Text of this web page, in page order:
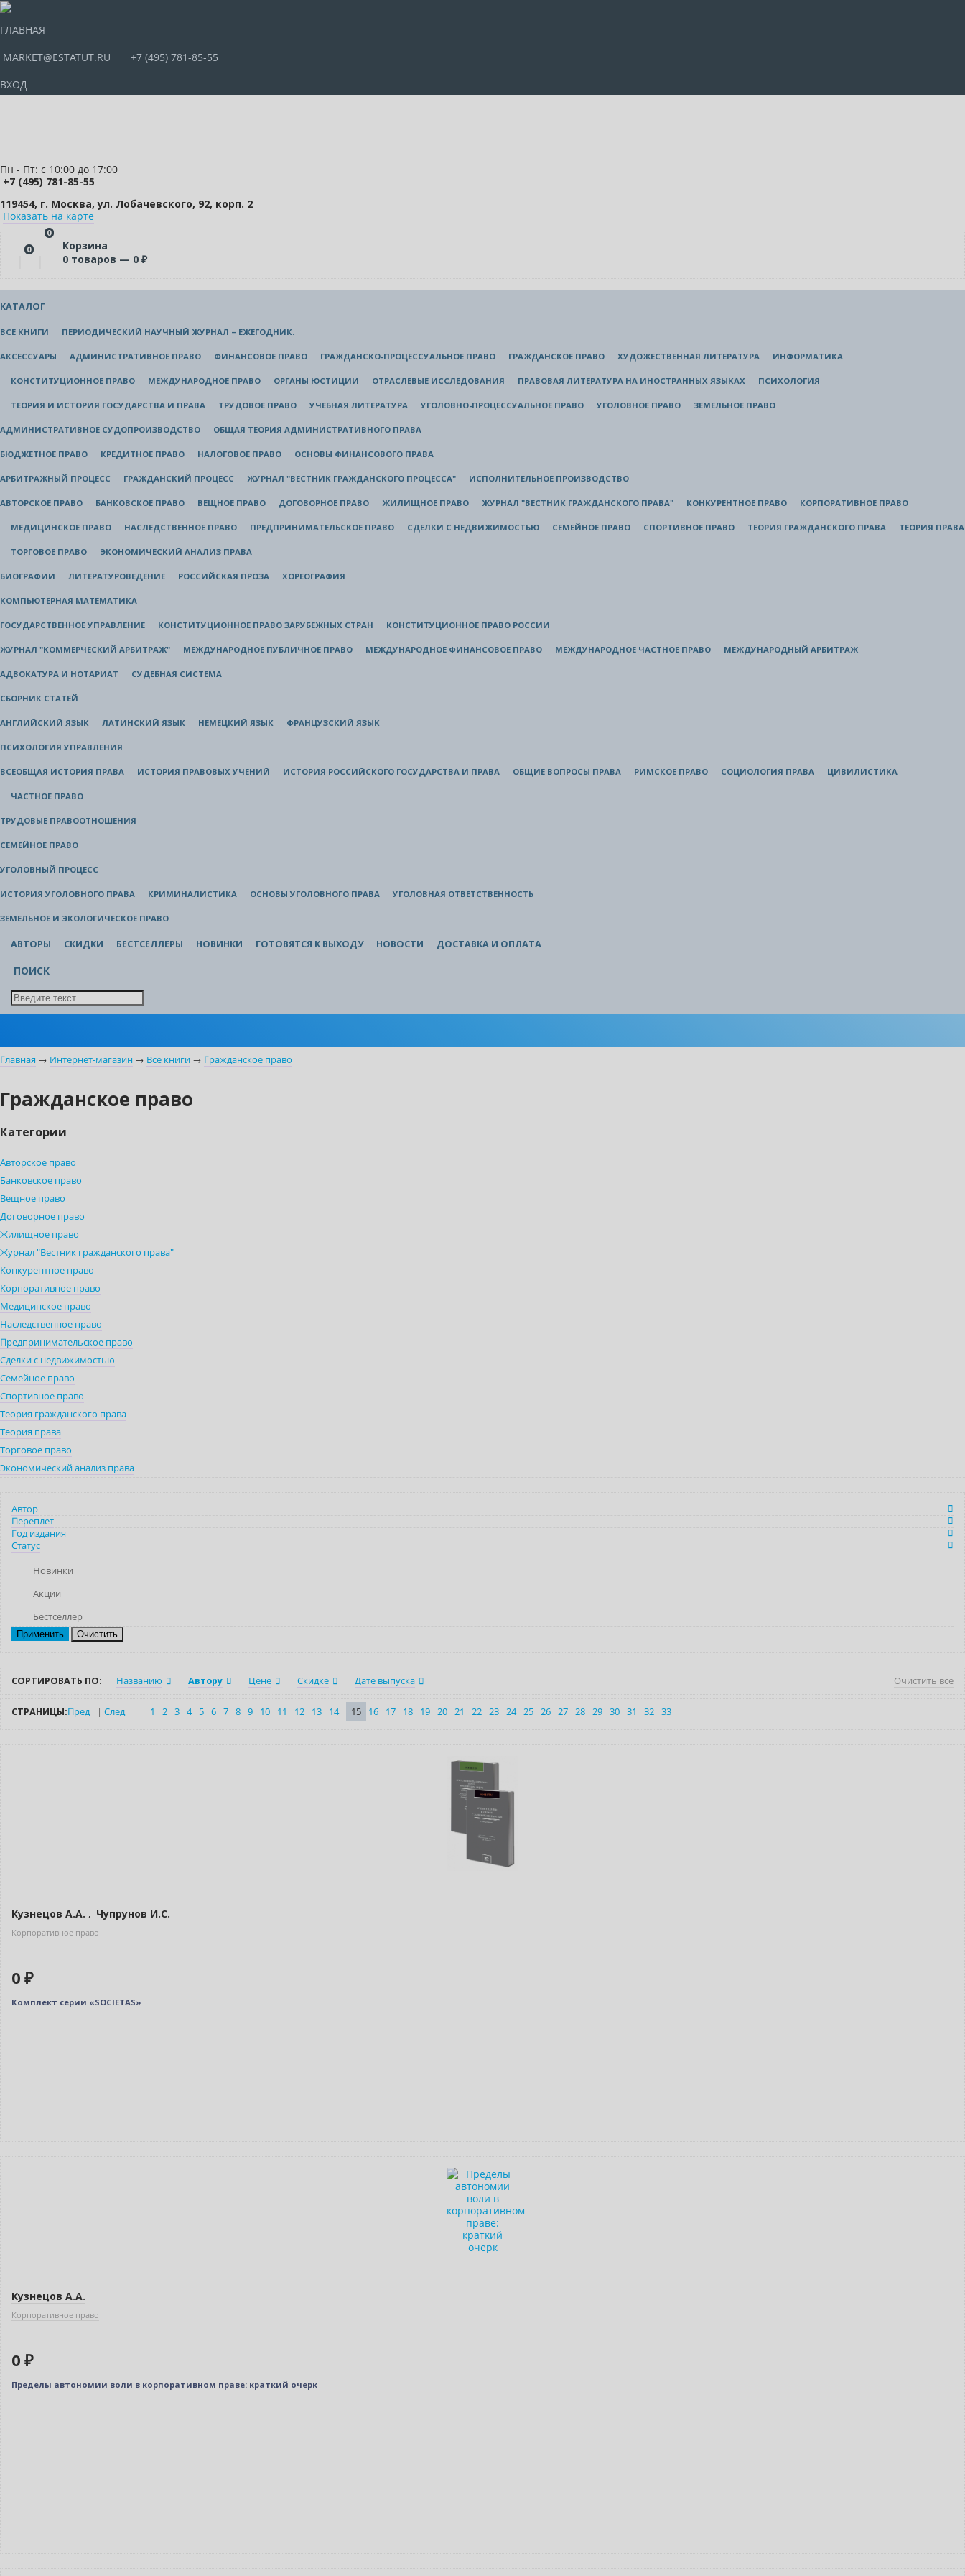
ГЛАВНАЯ
MARKET@ESTATUT.RU
+7 (495) 781-85-55
ВХОД
Пн - Пт: с 10:00 до 17:00
+7 (495) 781-85-55
119454, г. Москва, ул. Лобачевского, 92, корп. 2
Показать на карте
0
0
Корзина
0 товаров — 0 ₽
КАТАЛОГ
ВСЕ КНИГИ ПЕРИОДИЧЕСКИЙ НАУЧНЫЙ ЖУРНАЛ – ЕЖЕГОДНИК.
АКСЕССУАРЫ АДМИНИСТРАТИВНОЕ ПРАВО ФИНАНСОВОЕ ПРАВО ГРАЖДАНСКО-ПРОЦЕССУАЛЬНОЕ ПРАВО ГРАЖДАНСКОЕ ПРАВО ХУДОЖЕСТВЕННАЯ ЛИТЕРАТУРА ИНФОРМАТИКА
КОНСТИТУЦИОННОЕ ПРАВО МЕЖДУНАРОДНОЕ ПРАВО ОРГАНЫ ЮСТИЦИИ ОТРАСЛЕВЫЕ ИССЛЕДОВАНИЯ ПРАВОВАЯ ЛИТЕРАТУРА НА ИНОСТРАННЫХ ЯЗЫКАХ ПСИХОЛОГИЯ
ТЕОРИЯ И ИСТОРИЯ ГОСУДАРСТВА И ПРАВА ТРУДОВОЕ ПРАВО УЧЕБНАЯ ЛИТЕРАТУРА УГОЛОВНО-ПРОЦЕССУАЛЬНОЕ ПРАВО УГОЛОВНОЕ ПРАВО ЗЕМЕЛЬНОЕ ПРАВО
АДМИНИСТРАТИВНОЕ СУДОПРОИЗВОДСТВО ОБЩАЯ ТЕОРИЯ АДМИНИСТРАТИВНОГО ПРАВА
БЮДЖЕТНОЕ ПРАВО КРЕДИТНОЕ ПРАВО НАЛОГОВОЕ ПРАВО ОСНОВЫ ФИНАНСОВОГО ПРАВА
АРБИТРАЖНЫЙ ПРОЦЕСС ГРАЖДАНСКИЙ ПРОЦЕСС ЖУРНАЛ "ВЕСТНИК ГРАЖДАНСКОГО ПРОЦЕССА" ИСПОЛНИТЕЛЬНОЕ ПРОИЗВОДСТВО
АВТОРСКОЕ ПРАВО БАНКОВСКОЕ ПРАВО ВЕЩНОЕ ПРАВО ДОГОВОРНОЕ ПРАВО ЖИЛИЩНОЕ ПРАВО ЖУРНАЛ "ВЕСТНИК ГРАЖДАНСКОГО ПРАВА" КОНКУРЕНТНОЕ ПРАВО КОРПОРАТИВНОЕ ПРАВО
МЕДИЦИНСКОЕ ПРАВО НАСЛЕДСТВЕННОЕ ПРАВО ПРЕДПРИНИМАТЕЛЬСКОЕ ПРАВО СДЕЛКИ С НЕДВИЖИМОСТЬЮ СЕМЕЙНОЕ ПРАВО СПОРТИВНОЕ ПРАВО ТЕОРИЯ ГРАЖДАНСКОГО ПРАВА ТЕОРИЯ ПРАВА
ТОРГОВОЕ ПРАВО ЭКОНОМИЧЕСКИЙ АНАЛИЗ ПРАВА
БИОГРАФИИ ЛИТЕРАТУРОВЕДЕНИЕ РОССИЙСКАЯ ПРОЗА ХОРЕОГРАФИЯ
КОМПЬЮТЕРНАЯ МАТЕМАТИКА
ГОСУДАРСТВЕННОЕ УПРАВЛЕНИЕ КОНСТИТУЦИОННОЕ ПРАВО ЗАРУБЕЖНЫХ СТРАН КОНСТИТУЦИОННОЕ ПРАВО РОССИИ
ЖУРНАЛ "КОММЕРЧЕСКИЙ АРБИТРАЖ" МЕЖДУНАРОДНОЕ ПУБЛИЧНОЕ ПРАВО МЕЖДУНАРОДНОЕ ФИНАНСОВОЕ ПРАВО МЕЖДУНАРОДНОЕ ЧАСТНОЕ ПРАВО МЕЖДУНАРОДНЫЙ АРБИТРАЖ
АДВОКАТУРА И НОТАРИАТ СУДЕБНАЯ СИСТЕМА
СБОРНИК СТАТЕЙ
АНГЛИЙСКИЙ ЯЗЫК ЛАТИНСКИЙ ЯЗЫК НЕМЕЦКИЙ ЯЗЫК ФРАНЦУЗСКИЙ ЯЗЫК
ПСИХОЛОГИЯ УПРАВЛЕНИЯ
ВСЕОБЩАЯ ИСТОРИЯ ПРАВА ИСТОРИЯ ПРАВОВЫХ УЧЕНИЙ ИСТОРИЯ РОССИЙСКОГО ГОСУДАРСТВА И ПРАВА ОБЩИЕ ВОПРОСЫ ПРАВА РИМСКОЕ ПРАВО СОЦИОЛОГИЯ ПРАВА ЦИВИЛИСТИКА
ЧАСТНОЕ ПРАВО
ТРУДОВЫЕ ПРАВООТНОШЕНИЯ
СЕМЕЙНОЕ ПРАВО
УГОЛОВНЫЙ ПРОЦЕСС
ИСТОРИЯ УГОЛОВНОГО ПРАВА КРИМИНАЛИСТИКА ОСНОВЫ УГОЛОВНОГО ПРАВА УГОЛОВНАЯ ОТВЕТСТВЕННОСТЬ
ЗЕМЕЛЬНОЕ И ЭКОЛОГИЧЕСКОЕ ПРАВО
АВТОРЫ СКИДКИ БЕСТСЕЛЛЕРЫ НОВИНКИ ГОТОВЯТСЯ К ВЫХОДУ НОВОСТИ ДОСТАВКА И ОПЛАТА
ПОИСК
Главная → Интернет-магазин → Все книги → Гражданское право
Гражданское право
Категории
Авторское право
Банковское право
Вещное право
Договорное право
Жилищное право
Журнал "Вестник гражданского права"
Конкурентное право
Корпоративное право
Медицинское право
Наследственное право
Предпринимательское право
Сделки с недвижимостью
Семейное право
Спортивное право
Теория гражданского права
Теория права
Торговое право
Экономический анализ права
Автор
Переплет
Год издания
Статус
Новинки
Акции
Бестселлер
Очистить
СОРТИРОВАТЬ ПО: Названию Автору Цене Скидке Дате выпуска Очистить все
СТРАНИЦЫ:Пред | След 1 2 3 4 5 6 7 8 9 10 11 12 13 14 15 16 17 18 19 20 21 22 23 24 25 26 27 28 29 30 31 32 33
Кузнецов А.А. , Чупрунов И.С.
Корпоративное право
0 ₽
Комплект серии «SOCIETAS»
Кузнецов А.А.
Корпоративное право
0 ₽
Пределы автономии воли в корпоративном праве: краткий очерк